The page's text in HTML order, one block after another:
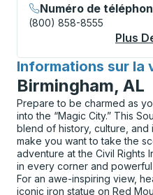
Numéro de
(800) 858-8555
Plus
Informations sur la
pour
Birmingham, AL
Prepare to be charmed as
into the “Magic City.” This
blend of history, culture, and
make you want to take the
adventure at the Civil Rights
in every corner and
For an awe-inspiring view,
iconic iron statue on Red